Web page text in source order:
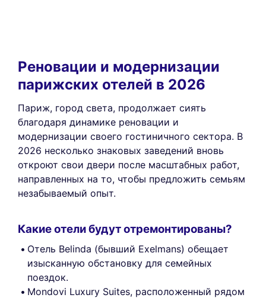
Реновации и модернизации
парижских отелей в 2026
Париж, город света, продолжает сиять
благодаря динамике реновации и
модернизации своего гостиничного сектора. В
2026 несколько знаковых заведений вновь
откроют свои двери после масштабных работ,
направленных на то, чтобы предложить семьям
незабываемый опыт.
Какие отели будут отремонтированы?
Отель Belinda (бывший Exelmans) обещает
изысканную обстановку для семейных
поездок.
Mondovi Luxury Suites, расположенный рядом